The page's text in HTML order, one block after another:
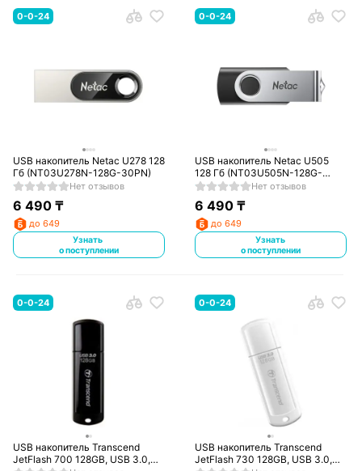
0-0-24
USB накопитель Netac U278 128
Гб (NT03U278N-128G-30PN)
Нет отзывов
6 490₸
до 649
Узнать
о поступлении
0-0-24
USB накопитель Netac U505
128 Гб (NT03U505N-128G-
30BK)
Нет отзывов
6 490 ₸
до 649
Узнать
о поступлении
0-0-24
USB накопитель Transcend
JetFlash 700 128GB, USB 3.0,
0-0-24
USB накопитель Transcend
JetFlash 730 128GB, USB 3.0,